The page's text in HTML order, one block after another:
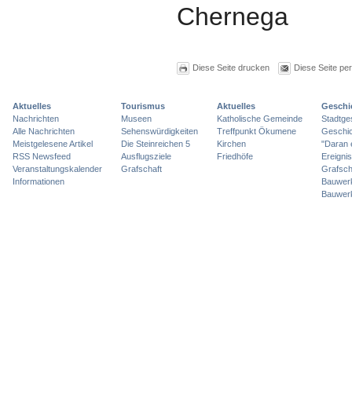
Chernega
Diese Seite drucken Diese Seite
Aktuelles
Nachrichten
Alle Nachrichten
Meistgelesene Artikel
RSS Newsfeed
Veranstaltungskalender
Informationen
Tourismus
Museen
Sehenswürdigkeiten
Die Steinreichen 5
Ausflugsziele
Grafschaft
Aktuelles
Katholische Gemeinde
Treffpunkt Ökumene
Kirchen
Friedhöfe
"Daran